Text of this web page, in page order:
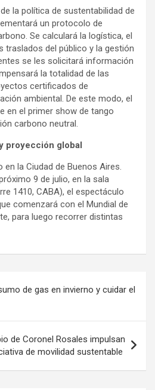
la política de sustentabilidad de
un protocolo de
Se calculará la logística, el
traslados del público y la gestión
se les solicitará información
la totalidad de las
certificados de
ambiental. De este modo, el
en el primer show de tango
carbono neutral.
proyección global
la Ciudad de Buenos Aires.
9 de julio, en la sala
1410, CABA), el espectáculo
comenzará con el Mundial de
para luego recorrer distintas
de gas en invierno y cuidar el
de Coronel Rosales impulsan
de movilidad sustentable